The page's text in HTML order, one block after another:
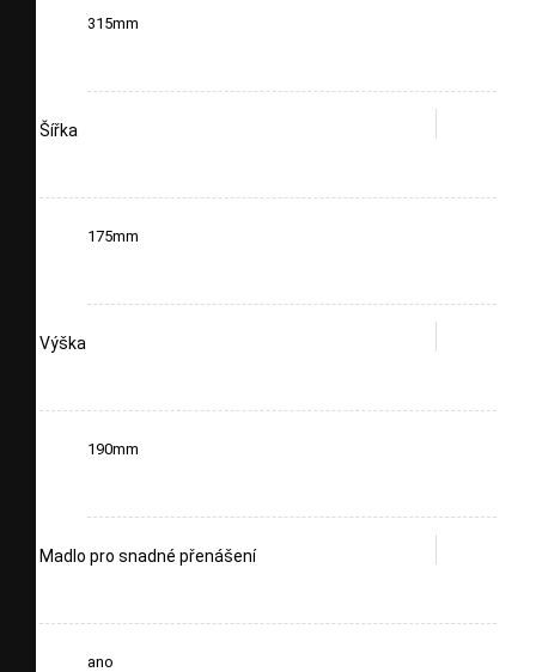
315mm
Šířka
175mm
Výška
190mm
Madlo pro snadné přenášení
ano